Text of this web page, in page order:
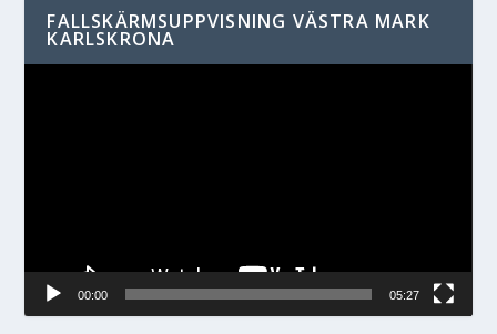
FALLSKÄRMSUPPVISNING VÄSTRA MARK
KARLSKRONA
00:00 05:27